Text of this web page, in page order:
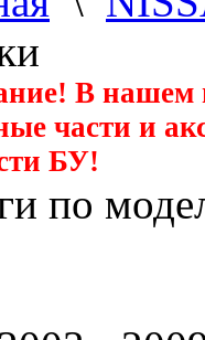
В нашем
части и
БУ!
по